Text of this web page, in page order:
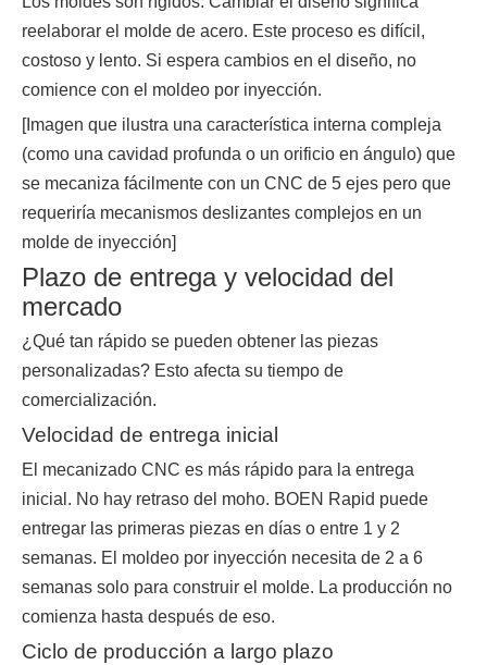
reelaborar el molde de acero. Este proceso es difícil,
costoso y lento. Si espera cambios en el diseño, no
comience con el moldeo por inyección.
[Imagen que ilustra una característica interna compleja
(como una cavidad profunda o un orificio en ángulo) que
se mecaniza fácilmente con un CNC de 5 ejes pero que
requeriría mecanismos deslizantes complejos en un
molde de inyección]
Plazo de entrega y velocidad del
mercado
¿Qué tan rápido se pueden obtener las piezas
personalizadas? Esto afecta su tiempo de
comercialización.
Velocidad de entrega inicial
El mecanizado CNC es más rápido para la entrega
inicial. No hay retraso del moho. BOEN Rapid puede
entregar las primeras piezas en días o entre 1 y 2
semanas. El moldeo por inyección necesita de 2 a 6
semanas solo para construir el molde. La producción no
comienza hasta después de eso.
Ciclo de producción a largo plazo